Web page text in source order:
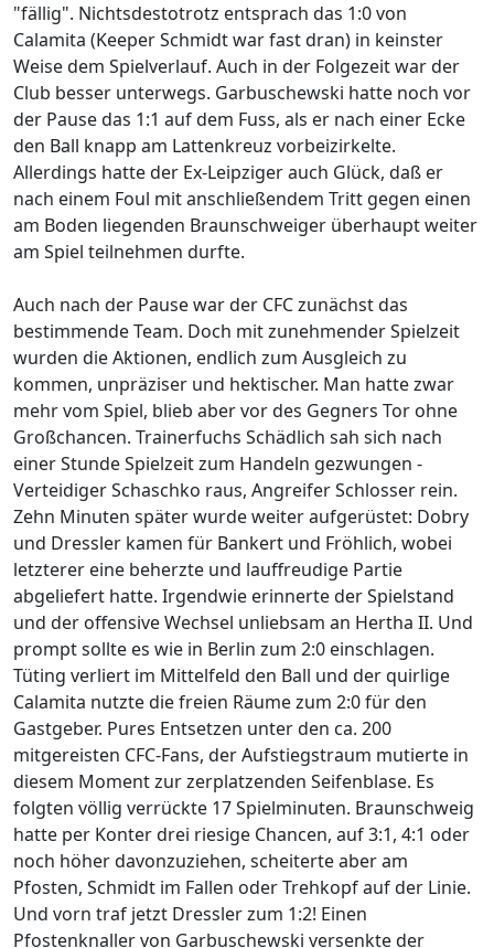
"fällig". Nichtsdestotrotz entsprach das 1:0 von
Calamita (Keeper Schmidt war fast dran) in keinster
Weise dem Spielverlauf. Auch in der Folgezeit war der
Club besser unterwegs. Garbuschewski hatte noch vor
der Pause das 1:1 auf dem Fuss, als er nach einer Ecke
den Ball knapp am Lattenkreuz vorbeizirkelte.
Allerdings hatte der Ex-Leipziger auch Glück, daß er
nach einem Foul mit anschließendem Tritt gegen einen
am Boden liegenden Braunschweiger überhaupt weiter
am Spiel teilnehmen durfte.
Auch nach der Pause war der CFC zunächst das
bestimmende Team. Doch mit zunehmender Spielzeit
wurden die Aktionen, endlich zum Ausgleich zu
kommen, unpräziser und hektischer. Man hatte zwar
mehr vom Spiel, blieb aber vor des Gegners Tor ohne
Großchancen. Trainerfuchs Schädlich sah sich nach
einer Stunde Spielzeit zum Handeln gezwungen -
Verteidiger Schaschko raus, Angreifer Schlosser rein.
Zehn Minuten später wurde weiter aufgerüstet: Dobry
und Dressler kamen für Bankert und Fröhlich, wobei
letzterer eine beherzte und lauffreudige Partie
abgeliefert hatte. Irgendwie erinnerte der Spielstand
und der offensive Wechsel unliebsam an Hertha II. Und
prompt sollte es wie in Berlin zum 2:0 einschlagen.
Tüting verliert im Mittelfeld den Ball und der quirlige
Calamita nutzte die freien Räume zum 2:0 für den
Gastgeber. Pures Entsetzen unter den ca. 200
mitgereisten CFC-Fans, der Aufstiegstraum mutierte in
diesem Moment zur zerplatzenden Seifenblase. Es
folgten völlig verrückte 17 Spielminuten. Braunschweig
hatte per Konter drei riesige Chancen, auf 3:1, 4:1 oder
noch höher davonzuziehen, scheiterte aber am
Pfosten, Schmidt im Fallen oder Trehkopf auf der Linie.
Und vorn traf jetzt Dressler zum 1:2! Einen
Pfostenknaller von Garbuschewski versenkte der